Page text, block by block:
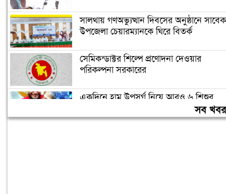
সালথায় গণঅভ্যুত্থান দিবসের অনুষ্ঠানে সাবেক
উপজেলা চেয়ারম্যানকে ঘিরে বিতর্ক
সেমিকন্ডাক্টর শিল্পে প্রণোদনা দেওয়ার
পরিকল্পনা সরকারের
একদিনে হাম উপসর্গ নিয়ে আরও ৬ শিশুর
সব